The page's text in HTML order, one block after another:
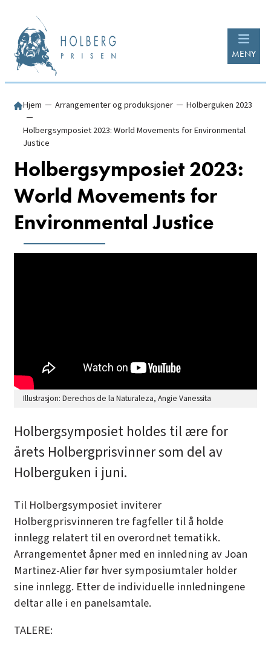
MENY
Hjem ─ Arrangementer og produksjoner ─ Holberguken 2023
─
Holbergsymposiet 2023: World Movements for Environmental
Justice
Holbergsymposiet 2023:
World Movements for
Environmental Justice
Illustrasjon: Derechos de la Naturaleza, Angie Vanessita
Holbergsymposiet holdes til ære for
årets Holbergprisvinner som del av
Holberguken i juni.
Til Holbergsymposiet inviterer
Holbergprisvinneren tre fagfeller til å holde
innlegg relatert til en overordnet tematikk.
Arrangementet åpner med en innledning av Joan
Martinez-Alier før hver symposiumtaler holder
sine innlegg. Etter de individuelle innledningene
deltar alle i en panelsamtale.
TALERE: